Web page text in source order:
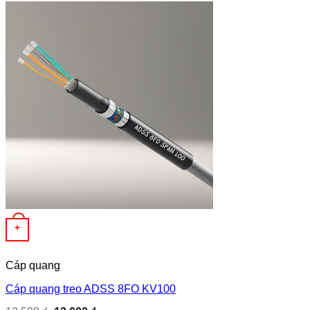
+
Cáp quang
Cáp quang treo ADSS 8FO KV100